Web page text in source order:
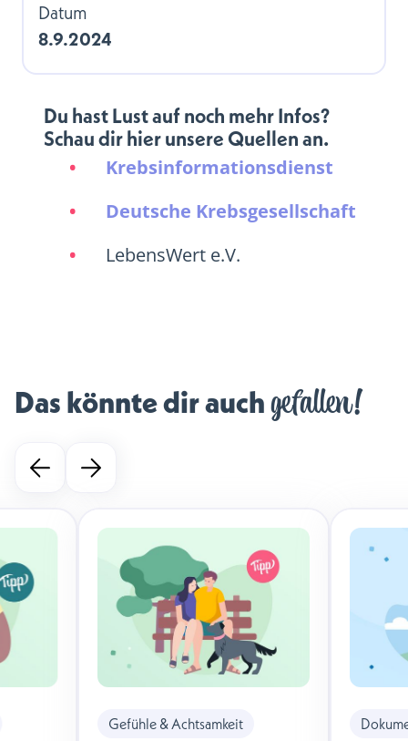
Datum
8.9.2024
Du hast Lust auf noch mehr Infos?
Schau dir hier unsere Quellen an.
Krebsinformationsdienst
Deutsche Krebsgesellschaft
LebensWert e.V.
Das könnte dir auch gefallen!
Gefühle & Achtsamkeit